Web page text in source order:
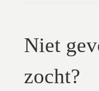
Niet
zocht?